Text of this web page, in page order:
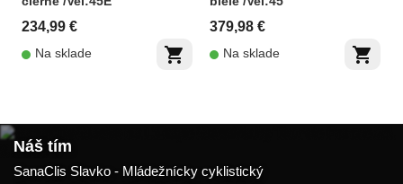
234,99 €
shopping_cart
Na sklade
379,98 €
shopping_cart
Na sklade
Náš tím
SanaClis Slavko - Mládežnícky cyklistický